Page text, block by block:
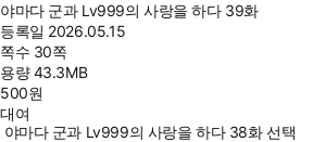
야마다 군과 Lv999의 사랑을 하다 39화
등록일 2026.05.15
쪽수 30쪽
용량43.3MB
500원
대여
야마다 군과 Lv999의 사랑을 하다 38화 선택